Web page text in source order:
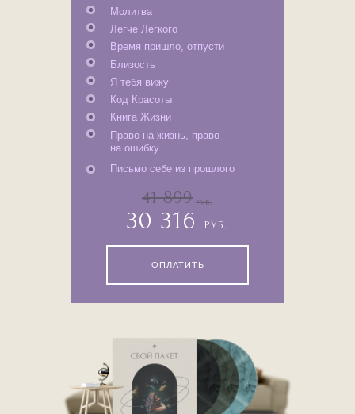
ЗАГРУЗКА
Право на ошибку
Право на жизнь
РУБ.
41 899
30 316 РУБ.
Молитва
Легче Легкого
Время пришло, отпусти
Близость
Я тебя вижу
Код Красоты
Книга Жизни
Право на жизнь, право
на ошибку
Письмо себе из прошлого
ОПЛАТИТЬ